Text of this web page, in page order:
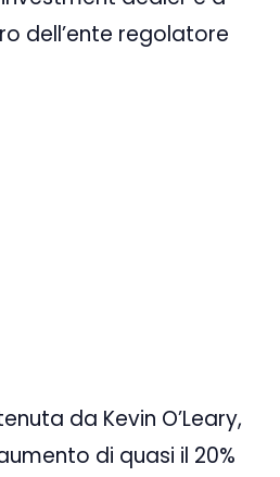
dell’ente regolatore
da Kevin O’Leary,
di quasi il 20%